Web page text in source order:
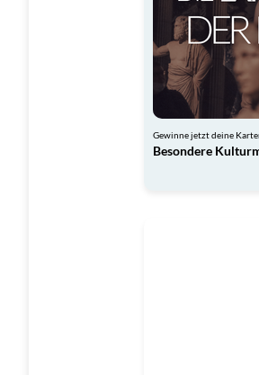
Gewinne jetzt deine
Besondere